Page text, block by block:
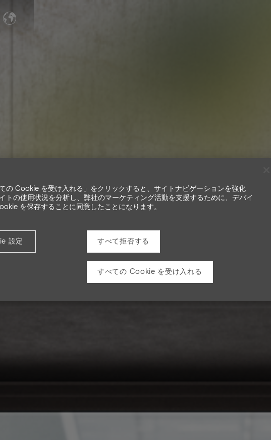
の Cookie を受け入れる」をクリックすると、サイトナビゲーションを強化
トの使用状況を分析し、弊社のマーケティング活動を支援するために、デバイ
を保存することに同意したことになります。
設定 すべて拒否する
すべての Cookie を受け入れる